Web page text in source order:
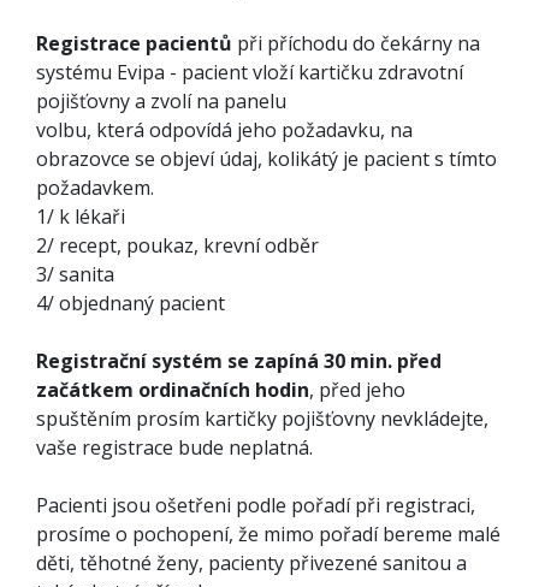
Registrace pacientů při příchodu do čekárny na
systému Evipa - pacient vloží kartičku zdravotní
pojišťovny a zvolí na panelu
volbu, která odpovídá jeho požadavku, na
obrazovce se objeví údaj, kolikátý je pacient s tímto
požadavkem.
1/ k lékaři
2/ recept, poukaz, krevní odběr
3/ sanita
4/ objednaný pacient
Registrační systém se zapíná 30 min. před
začátkem ordinačních hodin, před jeho
spuštěním prosím kartičky pojišťovny nevkládejte,
vaše registrace bude neplatná.
Pacienti jsou ošetřeni podle pořadí při registraci,
prosíme o pochopení, že mimo pořadí bereme malé
děti, těhotné ženy, pacienty přivezené sanitou a